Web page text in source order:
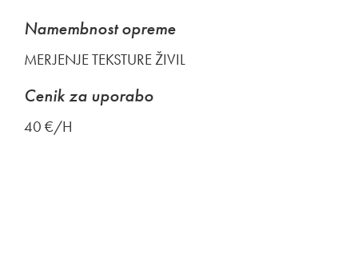
Namembnost opreme
MERJENJE TEKSTURE ŽIVIL
Cenik za uporabo
40 €/H